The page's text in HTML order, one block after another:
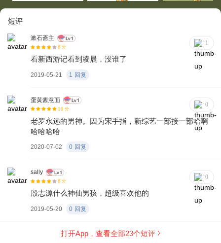
短评
漱石斋主
8 分
1
看新西游记看到凌晨，没谁了
2019-05-21 1 回复
蛋黄酱意面
10 分
0
老罗永远的男神。因为宋手指，新综艺一部接一部哈啊
哈哈哈哈
2020-07-02 0 回复
sally
8 分
0
殷志源什么神仙男孩，超级喜欢他的
2019-05-20 0 回复
打开App，查看全部23个短评